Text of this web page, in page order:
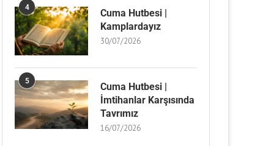
4
Cuma Hutbesi |
Kamplardayız
30/07/2026
5
Cuma Hutbesi |
İmtihanlar Karşısında
Tavrımız
16/07/2026